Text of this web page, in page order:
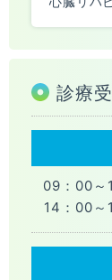
診療
09：00～
14：00～